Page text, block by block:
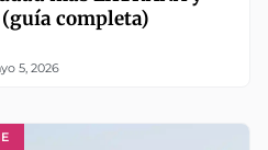
completa)
5, 2026